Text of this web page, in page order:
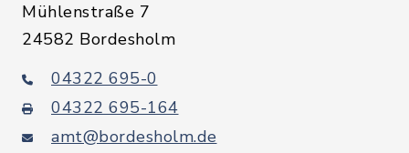
Mühlenstraße 7
24582 Bordesholm
04322 695-0
04322 695-164
amt@bordesholm.de